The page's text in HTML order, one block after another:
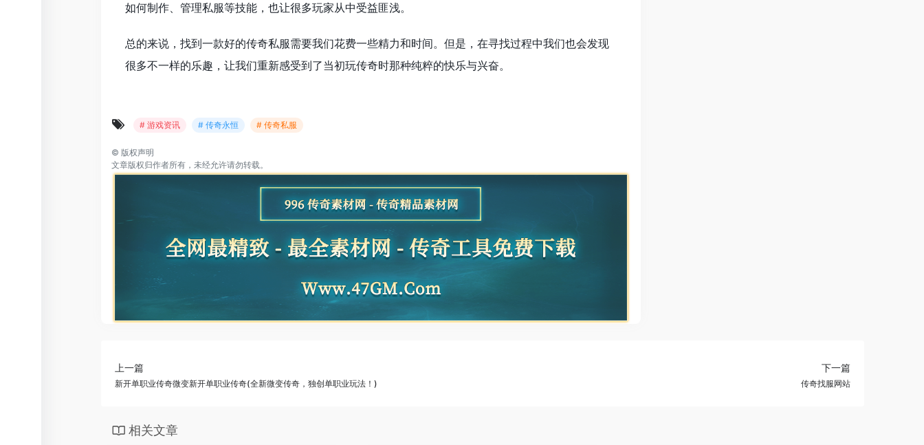
如何制作、管理私服等技能，也让很多玩家从中受益匪浅。
总的来说，找到一款好的传奇私服需要我们花费一些精力和时间。但是，在寻找过程中我们也会发现
很多不一样的乐趣，让我们重新感受到了当初玩传奇时那种纯粹的快乐与兴奋。
# 游戏资讯 # 传奇永恒 # 传奇私服
© 版权声明
文章版权归作者所有，未经允许请勿转载。
上一篇
新开单职业传奇微变新开单职业传奇(全新微变传奇，独创单职业玩法！)
下一篇
传奇找服网站
相关文章